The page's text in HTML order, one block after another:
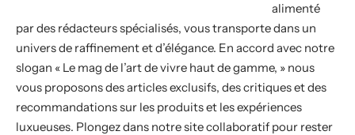
alimenté
par des rédacteurs spécialisés, vous transporte dans un
univers de raffinement et d’élégance. En accord avec notre
slogan « Le mag de l’art de vivre haut de gamme, » nous
vous proposons des articles exclusifs, des critiques et des
recommandations sur les produits et les expériences
luxueuses. Plongez dans notre site collaboratif pour rester